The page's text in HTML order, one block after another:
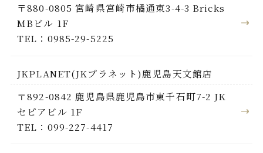
〒880-0805 宮崎県宮崎市橘通東3-4-3 Bricks
MBビル 1F
TEL：0985-29-5225
JKPLANET(JKプラネット)鹿児島天文館店
〒892-0842 鹿児島県鹿児島市東千石町7-2 JK
セピアビル 1F
TEL：099-227-4417